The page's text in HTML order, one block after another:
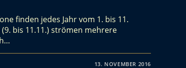
finden jedes Jahr vom 1. bis 11.
bis 11.11.) strömen mehrere
13. NOVEMBER 2016